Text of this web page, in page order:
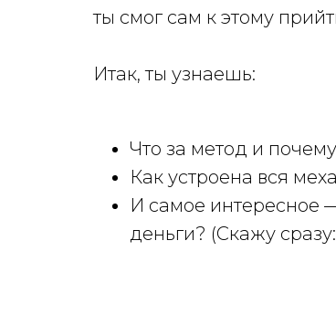
ты смог сам к этому
Итак, ты узнаешь:
Что за метод и
Как устроена вся
И самое интересное
деньги? (Скажу